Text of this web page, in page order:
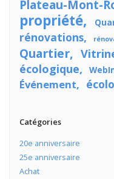
Plateau-Mont-
propriété
rénovations
Quartier
écologique
Événement
Catégories
20e anniversaire
25e anniversaire
Achat